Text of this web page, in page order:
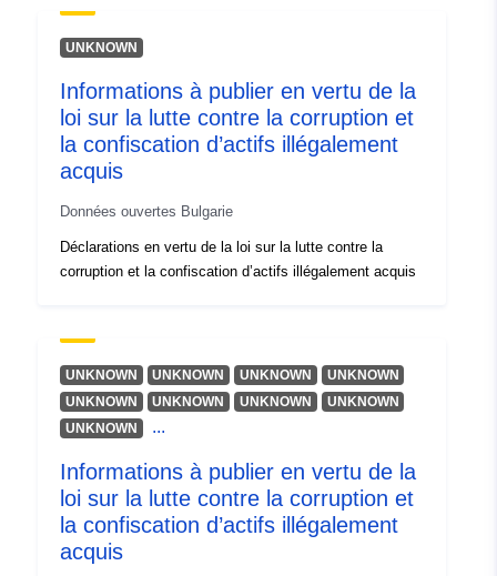
UNKNOWN
Informations à publier en vertu de la
loi sur la lutte contre la corruption et
la confiscation d’actifs illégalement
acquis
Données ouvertes Bulgarie
Déclarations en vertu de la loi sur la lutte contre la
corruption et la confiscation d’actifs illégalement acquis
UNKNOWN UNKNOWN UNKNOWN
UNKNOWN
UNKNOWN
UNKNOWN UNKNOWN
UNKNOWN
UNKNOWN
...
Informations à publier en vertu de la
loi sur la lutte contre la corruption et
la confiscation d’actifs illégalement
acquis